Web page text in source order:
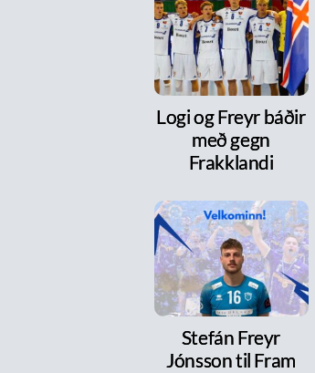
Logi og Freyr báðir
með gegn
Frakklandi
Stefán Freyr
Jónsson til Fram